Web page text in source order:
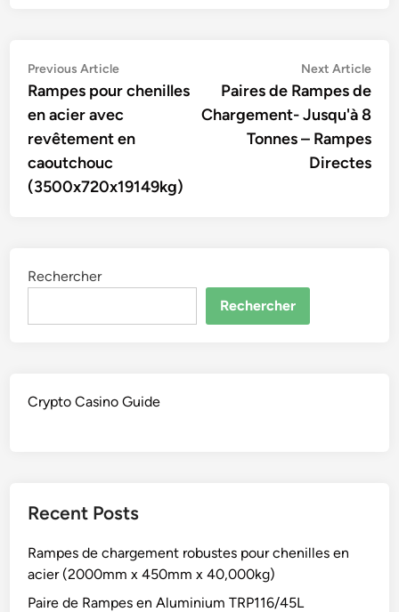
Navigation
de
l’article
Previous ArticlePrevious
article:
Rampes pour chenilles
en acier avec
revêtement en
caoutchouc
(3500x720x19149kg)
Next Article
Paires de Rampes de
Chargement- Jusqu'à 8
Tonnes – Rampes
Directes
Rechercher
Rechercher
Crypto Casino Guide
Recent Posts
Rampes de chargement robustes pour chenilles en
acier (2000mm x 450mm x 40,000kg)
Paire de Rampes en Aluminium TRP116/45L